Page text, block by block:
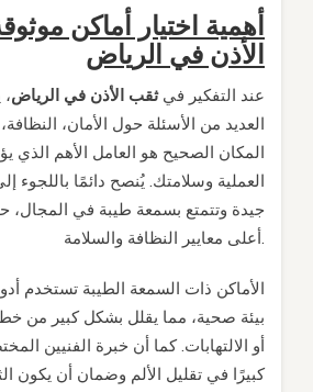
أهمية اختيار أماكن
الأذن في الرياض
عند التفكير فيثقب الأذن في الرياض
العديد من الأسئلة حول الأمان،
المكان الصحيح هو العامل الأهم الذي
العملية وسلامتك. يُنصح دائمًا
جيدة وتتمتع بسمعة طيبة في المجال،
أعلى معايير النظافة والسلامة.
الأماكن ذات السمعة الطيبة تستخدم
بيئة صحية، مما يقلل بشكل كبير من
أو الالتهابات. كما أن خبرة الفنيين
كبيرًا في تقليل الألم وضمان أن يكون